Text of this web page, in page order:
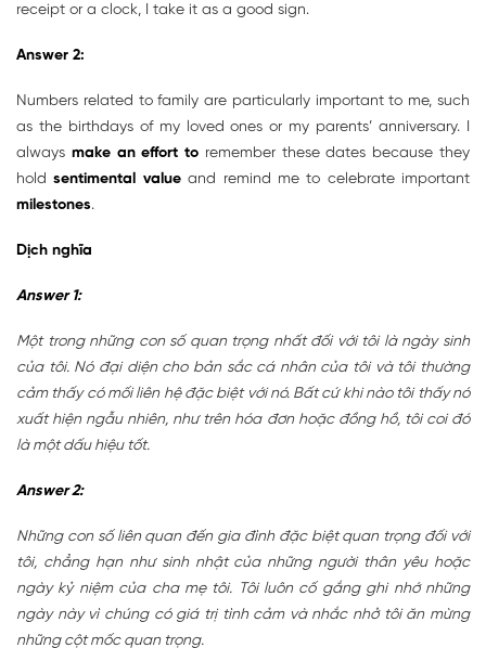
receipt or a clock, I take it as a good sign.
Answer 2:
Numbers related to family are particularly important to me, such
as the birthdays of my loved ones or my parents’ anniversary. I
always make an effort to remember these dates because they
holdsentimental valueand remind me to celebrate important
milestones.
Dịch nghĩa
Answer 1:
Một trong những con số quan trọng nhất đối với tôi là ngày sinh
của tôi. Nó đại diện cho bản sắc cá nhân của tôi và tôi thường
cảm thấy có mối liên hệ đặc biệt với nó. Bất cứ khi nào tôi thấy nó
xuất hiện ngẫu nhiên, như trên hóa đơn hoặc đồng hồ, tôi coi đó
là một dấu hiệu tốt.
Answer 2:
Những con số liên quan đến gia đình đặc biệt quan trọng đối với
tôi, chẳng hạn như sinh nhật của những người thân yêu hoặc
ngày kỷ niệm của cha mẹ tôi. Tôi luôn cố gắng ghi nhớ những
ngày này vì chúng có giá trị tình cảm và nhắc nhở tôi ăn mừng
những cột mốc quan trọng.